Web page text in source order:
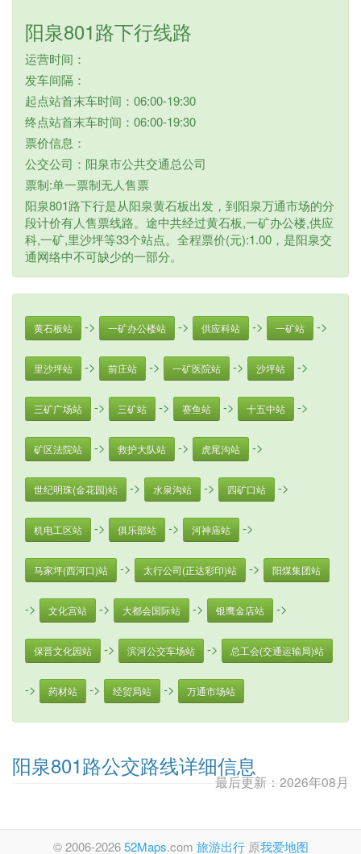
阳泉801路下行线路
运营时间：
发车间隔：
起点站首末车时间：06:00-19:30
终点站首末车时间：06:00-19:30
票价信息：
公交公司：阳泉市公共交通总公司
票制:单一票制无人售票
阳泉801路下行是从阳泉黄石板出发，到阳泉万通市场的分
段计价有人售票线路。途中共经过黄石板,一矿办公楼,供应
科,一矿,里沙坪等33个站点。全程票价(元):1.00，是阳泉交
通网络中不可缺少的一部分。
黄石板站 -> 一矿办公楼站 -> 供应科站 -> 一矿站 ->
里沙坪站 -> 前庄站 -> 一矿医院站 -> 沙坪站 ->
三矿广场站 -> 三矿站 -> 赛鱼站 -> 十五中站 ->
矿区法院站 -> 救护大队站 -> 虎尾沟站 ->
世纪明珠(金花园)站 -> 水泉沟站 -> 四矿口站 ->
机电工区站 -> 俱乐部站 -> 河神庙站 ->
马家坪(西河口)站 -> 太行公司(正达彩印)站 -> 阳煤集团站
-> 文化宫站 -> 大都会国际站 -> 银鹰金店站 ->
保晋文化园站 -> 滨河公交车场站 -> 总工会(交通运输局)站
-> 药材站 -> 经贸局站 -> 万通市场站
阳泉801路公交路线详细信息
最后更新：2026年08月
© 2006-202652Maps.com 旅游出行原我爱地图